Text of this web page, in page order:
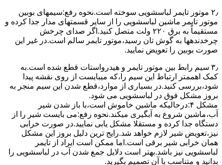
۲٫ ﻣﻮﺗﻮر ﺗﺎﯾﻤﺮ لباسشویی ﺳﻮﺧﺘﻪ اﺳﺖ.نحوه رﻓﻊ:سیمهای ﺑﻮﺑﯿﻦ
ﻣﻮﺗﻮر ﺗﺎﯾﻤﺮ ماشین لباسشویی را از ﺳﺎﯾﺮ قسمتهای ﻣﺪار ﺟﺪا کرده و
مستقیماً ﺑﻪ برق ۲۲۰ وﻟﺖ ﻣﺘﺼﻞ کنید.اﮔﺮ ﺻﺪای ﭼﺮﺧﺶ
چرخدندهها به گوش تان رﺳﯿﺪ،ﻣﻮﺗﻮر ﺗﺎﯾﻤﺮ ﺳﺎﻟﻢ اﺳﺖ.در ﻏﯿﺮ اﯾﻦ
ﺻﻮرت ﺑﻮﺑﯿﻦ را ﺗﻌﻮﯾﺾ ﻧﻤﺎﯾﯿﺪ.
۳٫ ﺳﯿﻢ راﺑﻂ ﺑﯿﻦ ﻣﻮﺗﻮر ﺗﺎﯾﻤﺮ و ﻫﯿﺪرواﺳﺘﺎت ﻗﻄﻊ ﺷﺪه اﺳﺖ.به
کمک اهممتر ارﺗﺒﺎط اﯾﻦ ﺳﯿﻢ را،ﮐﻪ میبایست از روی ﻧﻘﺸﻪ ﭘﯿﺪا
ﺷﻮد،بررسی ﮐﻨﯿﺪ.در ﺑﺴﯿﺎری از موارد،ﻗﻄﻊ ﺷﺪن اﯾﻦ ﺳﯿﻢ ﻣﻨﺠﺮ ﺑﻪ
ﺑﺮوز مشکل ﻓﻮق در لباسشویی می شود.
مشکل ۴:درحالیکه ﻣﺎﺷﯿﻦ ﺧﺎﻣﻮش اﺳﺖ،ﺑﺎ ﺑﺎز ﺷﺪن ﺷﯿﺮ
آب،ﻣﺎﺷﯿﻦ ﺷﺮوع ﺑﻪ آﺑﮕﯿﺮی میکند.نحوه رﻓﻊ:می بایست ﺷﯿﺮ را از
دستگاه جدا کرده و مستقلا مشکل یابی نمایید.در صورت خرابی
نیز،تعویض شیر لازم خواهد شد.رایج ترین دلیل بروز این مشکل
همان خرابی شیر برقی است.اما ممکن است ایراد از تایمر
لباسشویی نیز باشد.بهتر است دلایل جمع شدن آب در لباسشویی را
بدانید و متناسب با آن تصمیم بگیرید.